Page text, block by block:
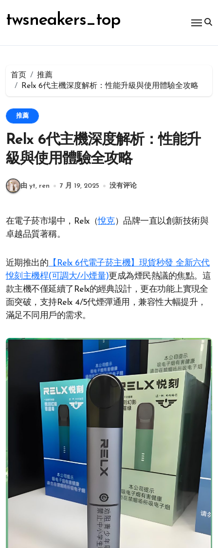
容
twsneakers_top
首页
推薦
Relx 6代主機深度解析：性能升級與使用體驗全攻略
推薦
Relx 6代主機深度解析：性能升
級與使用體驗全攻略
由 yt, ren 7 月 19, 2025 没有评论
在電子菸市場中，Relx（悅克）品牌一直以創新技術與
卓越品質著稱。
近期推出的 【Relx 6代電子菸主機】現貨秒發 全新六代
悅刻主機桿(可調大/小煙量)更成為煙民熱議的焦點。這
款主機不僅延續了Relx的經典設計，更在功能上實現全
面突破，支持Relx 4/5代煙彈通用，兼容性大幅提升，
滿足不同用戶的需求。